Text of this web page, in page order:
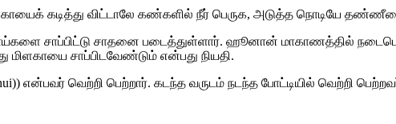
கடித்து விட்டாலே கண்களில் நீர் பெருக, அடுத்த நொடியே
சாப்பிட்டு சாதனை படைத்துள்ளார். ஹூனான் மாகாணத்தில்
சாப்பிடவேண்டும் என்பது நியதி.
வெற்றி பெற்றார். கடந்த வருடம் நடந்த போட்டியில் வெற்றி பெற்றவர்